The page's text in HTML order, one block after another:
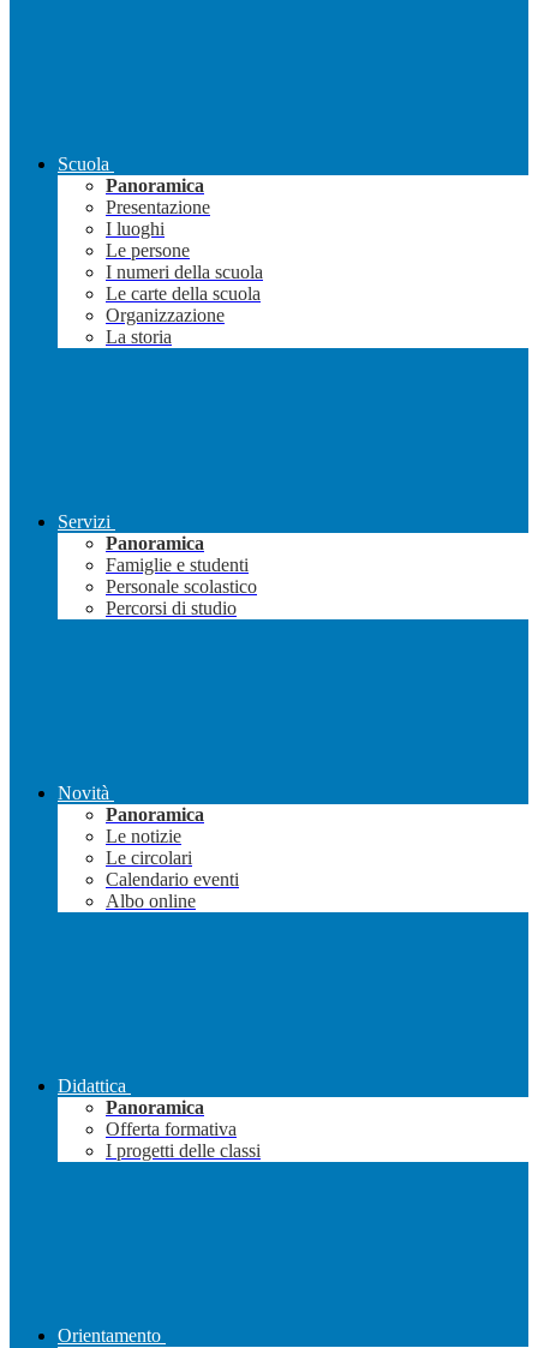
Scuola
Panoramica
Presentazione
I luoghi
Le persone
I numeri della scuola
Le carte della scuola
Organizzazione
La storia
Servizi
Panoramica
Famiglie e studenti
Personale scolastico
Percorsi di studio
Novità
Panoramica
Le notizie
Le circolari
Calendario eventi
Albo online
Didattica
Panoramica
Offerta formativa
I progetti delle classi
Orientamento